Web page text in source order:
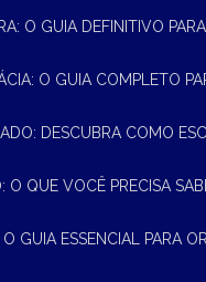
O GUIA DEFINITIVO
O GUIA COMPLETO
DESCUBRA COMO
O QUE VOCÊ PRECISA
O GUIA ESSENCIAL PARA